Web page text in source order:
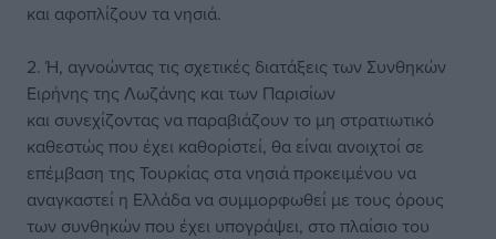
και αφοπλίζουν τα νησιά.
2. Ή, αγνοώντας τις σχετικές διατάξεις των Συνθηκών
Ειρήνης της Λωζάνης και των Παρισίων
και συνεχίζοντας να παραβιάζουν το μη στρατιωτικό
καθεστώς που έχει καθορίστεί, θα είναι ανοιχτοί σε
επέμβαση της Τουρκίας στα νησιά προκειμένου να
αναγκαστεί η Ελλάδα να συμμορφωθεί με τους όρους
των συνθηκών που έχει υπογράψει, στο πλαίσιο του